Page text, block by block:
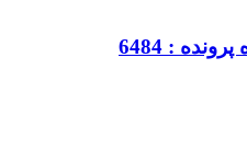
: 6484